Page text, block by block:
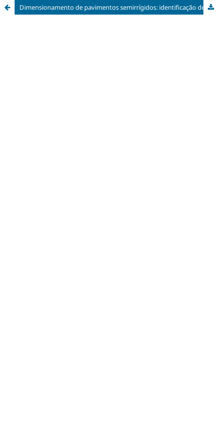
Dimensionamento de pavimentos semirrígidos: identificação de fatores influentes na deflexão máxima